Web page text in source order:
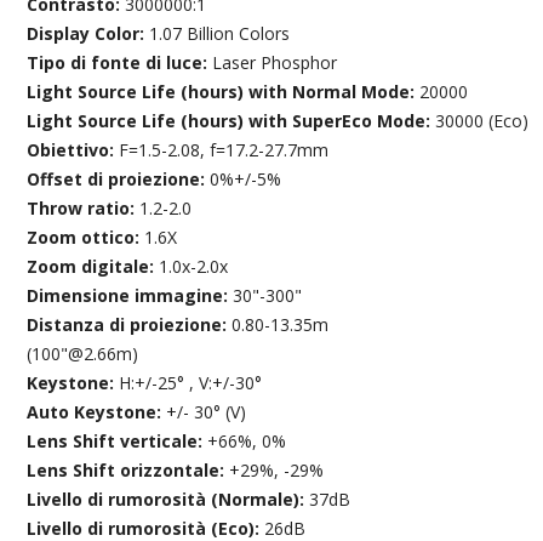
Display Color: 1.07 Billion Colors
Tipo di fonte di luce: Laser Phosphor
Light Source Life (hours) with Normal Mode: 20000
Light Source Life (hours) with SuperEco Mode:30000 (Eco)
Obiettivo: F=1.5-2.08, f=17.2-27.7mm
Offset di proiezione:0%+/-5%
Throw ratio: 1.2-2.0
Zoom ottico: 1.6X
Zoom digitale: 1.0x-2.0x
Dimensione immagine:30"-300"
Distanza di proiezione:0.80-13.35m
(100"@2.66m)
Keystone: H:+/-25° , V:+/-30°
Auto Keystone: +/- 30° (V)
Lens Shift verticale: +66%, 0%
Lens Shift orizzontale: +29%, -29%
Livello di rumorosità (Normale):37dB
Livello di rumorosità (Eco): 26dB